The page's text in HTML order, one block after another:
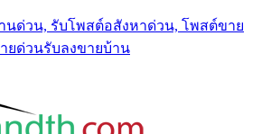
นด่วน, รับโพสต์อสังหาด่วน, โพสต์ขาย
ยด่วนรับลงขายบ้าน